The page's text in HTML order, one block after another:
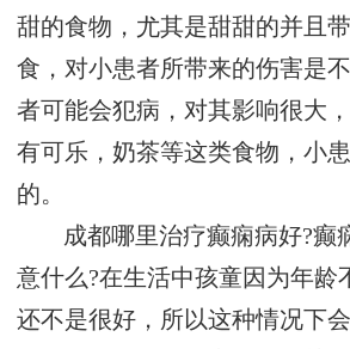
甜的食物，尤其是甜甜的并且
食，对小患者所带来的伤害是
者可能会犯病，对其影响很大
有可乐，奶茶等这类食物，小
的。
成都哪里治疗癫痫病好?癫
意什么?在生活中孩童因为年龄
还不是很好，所以这种情况下